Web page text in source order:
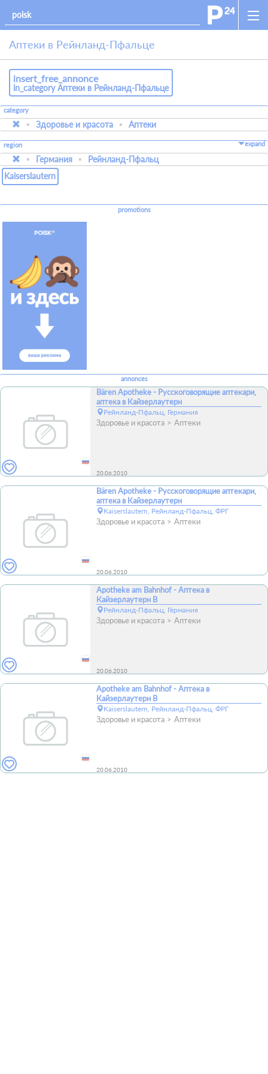
Аптеки в Рейнланд-Пфальце
insert_free_annonce
in_category Аптеки в Рейнланд-Пфальце
category
Здоровье и красота Аптеки
region expand
Германия
Рейнланд-Пфальц
Kaiserslautern
promotions
annonces
Bären Apotheke - Русскоговорящие аптекари,
аптека в Кайзерлаутерн
Рейнланд-Пфальц, Германия
Здоровье и красота Аптеки
20.06.2010
Bären Apotheke - Русскоговорящие аптекари,
аптека в Кайзерлаутерн
Kaiserslautern, Рейнланд-Пфальц, ФРГ
Здоровье и красота Аптеки
20.06.2010
Apotheke am Bahnhof - Аптека в
Кайзерлаутерн B
Рейнланд-Пфальц, Германия
Здоровье и красота Аптеки
20.06.2010
Apotheke am Bahnhof - Аптека в
Кайзерлаутерн B
Kaiserslautern, Рейнланд-Пфальц, ФРГ
Здоровье и красота Аптеки
20.06.2010